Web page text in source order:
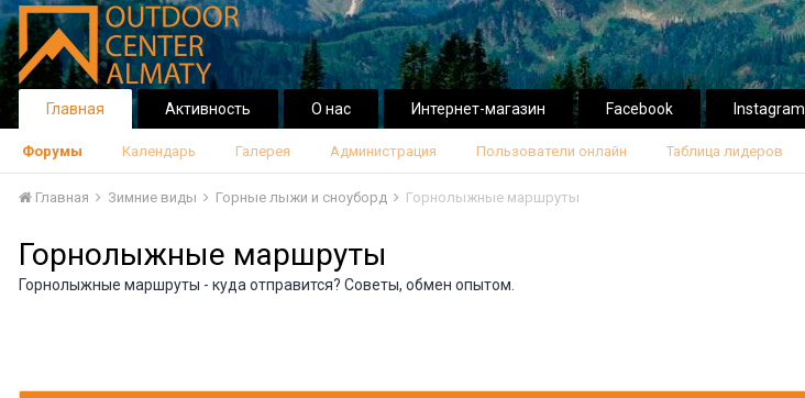
Главная
Форумы Календарь Галерея Администрация Пользователи онлайн Таблица лидеров
Активность О нас Интернет-магазин Facebook Instagram
Главная Зимние виды Горные лыжи и сноуборд Горнолыжные маршруты
Горнолыжные маршруты
Горнолыжные маршруты - куда отправится? Советы, обмен опытом.